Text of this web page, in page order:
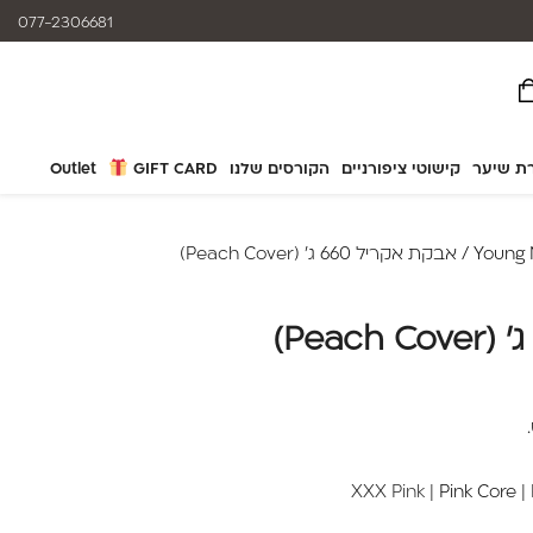
שיער קישוטי ציפורניים הקורסים שלנו GIFT CARD
Outlet
077-2306681
Young / אבקת אקריל 660 ג' (Peach Cover)
XXX Pink | Pink Core